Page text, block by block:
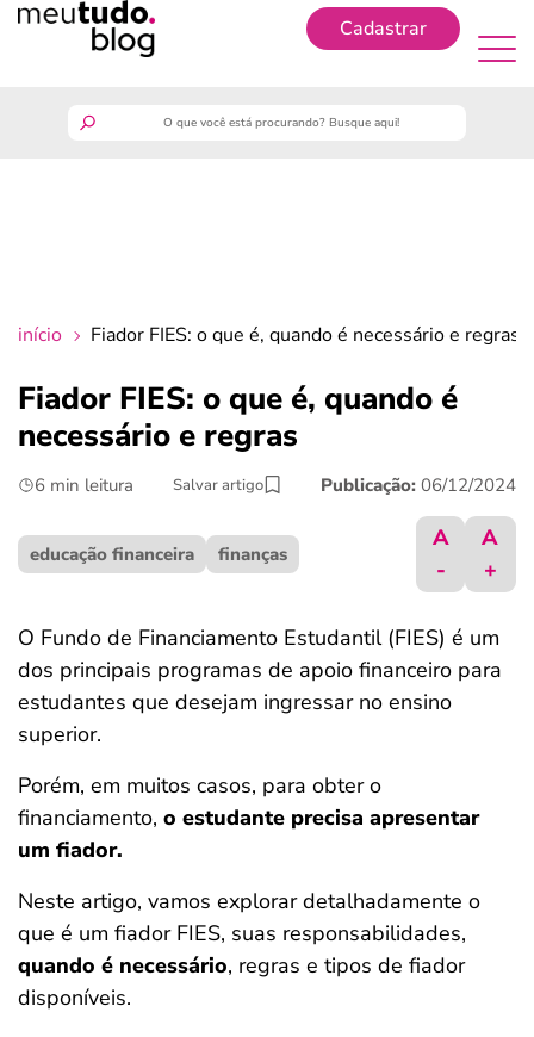
Cadastrar
crédito fácil
últimas notícias
ferramentas
início Fiador FIES: o que é, quando é necessário e regras
Fiador FIES: o que é, quando é
necessário e regras
6 min leitura Salvar artigo Publicação: 06/12/2024
educação financeira finanças
A
-
A
+
O Fundo de Financiamento Estudantil (FIES) é um
dos principais programas de apoio financeiro para
estudantes que desejam ingressar no ensino
superior.
Porém, em muitos casos, para obter o
financiamento, o estudante precisa apresentar
um fiador.
Neste artigo, vamos explorar detalhadamente o
que é um fiador FIES, suas responsabilidades,
quando é necessário, regras e tipos de fiador
disponíveis.